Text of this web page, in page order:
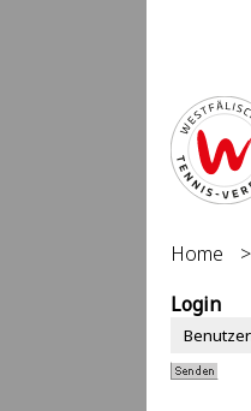
Home >
Login